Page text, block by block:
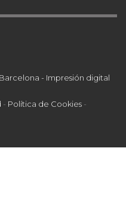
- Impresión digital
- Política de Cookies -